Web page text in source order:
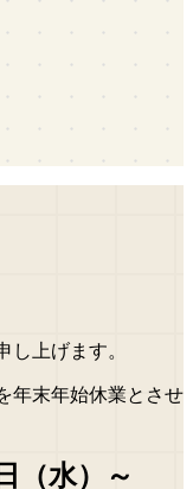
上げます。
年末年始休業とさせ
（水）～